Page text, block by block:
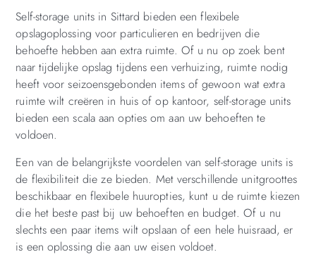
Self-storage units in Sittard bieden een flexibele
opslagoplossing voor particulieren en bedrijven die
behoefte hebben aan extra ruimte. Of u nu op zoek bent
naar tijdelijke opslag tijdens een verhuizing, ruimte nodig
heeft voor seizoensgebonden items of gewoon wat extra
ruimte wilt creëren in huis of op kantoor, self-storage units
bieden een scala aan opties om aan uw behoeften te
voldoen.
Een van de belangrijkste voordelen van self-storage units is
de flexibiliteit die ze bieden. Met verschillende unitgroottes
beschikbaar en flexibele huuropties, kunt u de ruimte kiezen
die het beste past bij uw behoeften en budget. Of u nu
slechts een paar items wilt opslaan of een hele huisraad, er
is een oplossing die aan uw eisen voldoet.